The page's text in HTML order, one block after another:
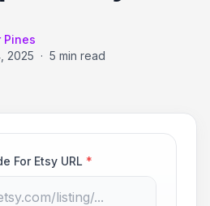
Pines
2025 · 5 min read
For Etsy URL *